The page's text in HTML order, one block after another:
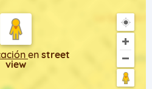
en street
view